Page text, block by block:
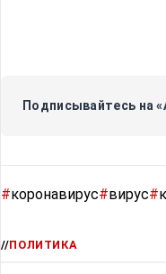
Подписывайтесь на
#коронавирус#вирус#
//ПОЛИТИКА